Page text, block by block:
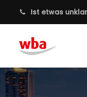
Ist etwas